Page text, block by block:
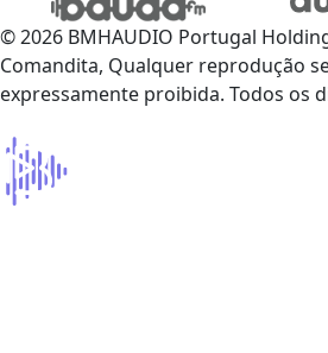
© 2026 BMHAUDIO Portugal
Comandita, Qualquer reprodução
expressamente proibida. Todos os